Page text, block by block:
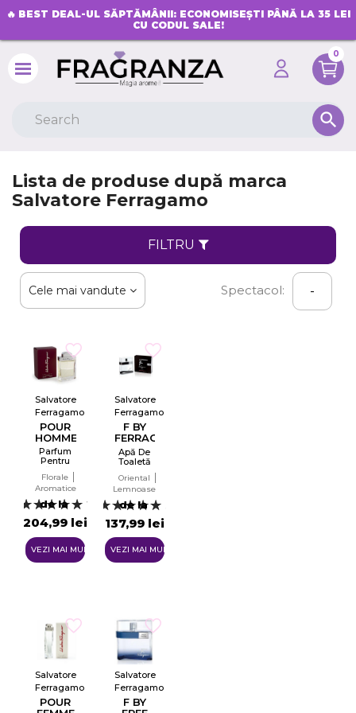
🔥 BEST DEAL-UL SĂPTĂMÂNII: ECONOMISEȘTI PÂNĂ LA 35 LEI
CU CODUL SALE!
0
search
Lista de produse după marca
Salvatore Ferragamo
FILTRU
Cele mai vandute Spectacol: -
Salvatore
Ferragamo
POUR
HOMME
Parfum
Pentru
Florale
Aromatice
1
de la
204,99 lei
VEZI MAI MULTE
Salvatore
Ferragamo
F BY
FERRAGAMO
BLACK
Apă De
Toaletă
Bărbați
EDT
Oriental
Lemnoase
de la
137,99 lei
VEZI MAI MULTE
Salvatore
Ferragamo
POUR
Salvatore
Ferragamo
F BY